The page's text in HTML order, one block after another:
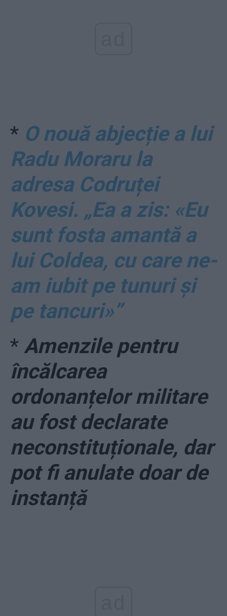
* O nouă abjecție a lui
Radu Moraru la
adresa Codruței
Kovesi. „Ea a zis: «Eu
sunt fosta amantă a
lui Coldea, cu care ne-
am iubit pe tunuri și
pe tancuri»”
* Amenzile pentru
încălcarea
ordonanțelor militare
au fost declarate
neconstituționale, dar
pot fi anulate doar de
instanță